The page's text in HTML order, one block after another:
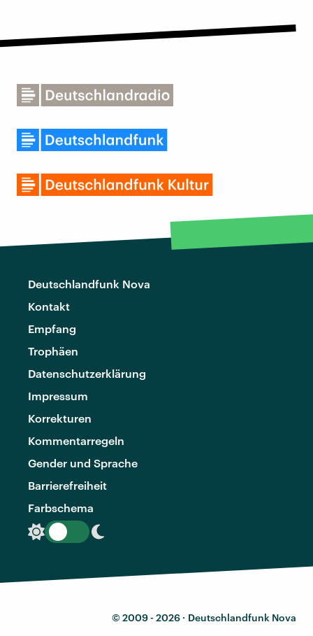
Deutschlandfunk Nova
Kontakt
Empfang
Trophäen
Datenschutzerklärung
Impressum
Korrekturen
Kommentarregeln
Gender und Sprache
Barrierefreiheit
Farbschema
© 2009 - 2026 · Deutschlandfunk Nova